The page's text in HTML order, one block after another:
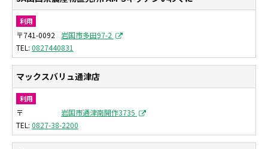
利用
〒741-0092
岩国市多田97-2
0827440831
マックスバリュ通津店
利用
〒
岩国市通津南開作3735
0827-38-2200